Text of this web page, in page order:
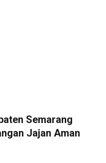
Semarang
Jajan Aman